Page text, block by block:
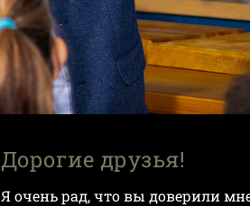
Дорогие друзья!
Я очень рад, что вы доверили